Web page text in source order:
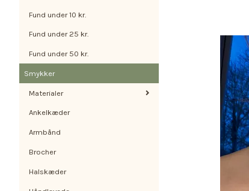
Fund under 10 kr.
Fund under 25 kr.
Fund under 50 kr.
Smykker
Materialer
Ankelkæder
Armbånd
Brocher
Halskæder